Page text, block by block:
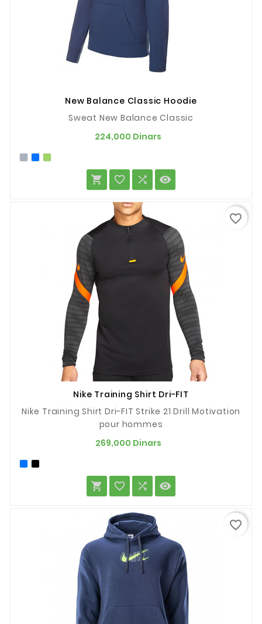
New Balance Classic Hoodie
Sweat New Balance Classic
224,000 Dinars
   
Nike Training Shirt Dri-FIT
Nike Training Shirt Dri-FIT Strike 21 Drill Motivation
pour hommes
269,000 Dinars
   
favorite_border
favorite_border